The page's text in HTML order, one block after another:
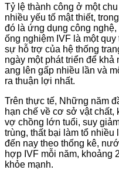
Tỷ lệ thành công ở một
nhiều yếu tố mật thiết,
đó là ứng dụng công
ống nghiệm IVF là một
sự hỗ trợ của hệ thống
ngày một phát triển để
ang lên gấp nhiều lần và
ra thuận lợi nhất.
Trên thực tế, Những năm
hạn chế về cơ sở vật
vợ chồng lớn tuổi, suy
trùng, thất bại làm tổ
đến nay theo thống kê,
hợp IVF mỗi năm, khoảng
khỏe mạnh.